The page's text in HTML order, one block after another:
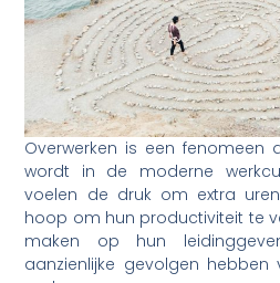
Overwerken is een fenomeen
wordt in de moderne
voelen de druk om extra
hoop om hun productiviteit te
maken op hun
aanzienlijke gevolgen